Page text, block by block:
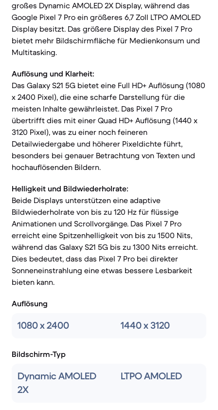
großes Dynamic AMOLED 2X Display, während das
Google Pixel 7 Pro ein größeres 6,7 Zoll LTPO AMOLED
Display besitzt. Das größere Display des Pixel 7 Pro
bietet mehr Bildschirmfläche für Medienkonsum und
Multitasking.
Auflösung und Klarheit:
Das Galaxy S21 5G bietet eine Full HD+ Auflösung (1080
x 2400 Pixel), die eine scharfe Darstellung für die
meisten Inhalte gewährleistet. Das Pixel 7 Pro
übertrifft dies mit einer Quad HD+ Auflösung (1440 x
3120 Pixel), was zu einer noch feineren
Detailwiedergabe und höherer Pixeldichte führt,
besonders bei genauer Betrachtung von Texten und
hochauflösenden Bildern.
Helligkeit und Bildwiederholrate:
Beide Displays unterstützen eine adaptive
Bildwiederholrate von bis zu 120 Hz für flüssige
Animationen und Scrollvorgänge. Das Pixel 7 Pro
erreicht eine Spitzenhelligkeit von bis zu 1500 Nits,
während das Galaxy S21 5G bis zu 1300 Nits erreicht.
Dies bedeutet, dass das Pixel 7 Pro bei direkter
Sonneneinstrahlung eine etwas bessere Lesbarkeit
bieten kann.
Auflösung
1080 x 2400 1440 x 3120
Bildschirm-Typ
Dynamic AMOLED
2X
LTPO AMOLED